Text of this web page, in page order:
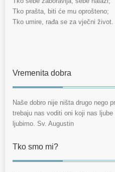
Tko prašta, biti će mu oprošteno;
Tko umire, rađa se za vječni život.
Vremenita dobra
Naše dobro nije ništa drugo nego
trebaju nas voditi oni koji nas
ljubimo. Sv. Augustin
Tko smo mi?